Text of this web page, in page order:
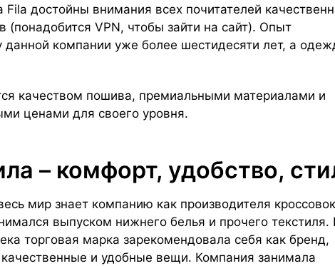
достойны внимания всех почитателей
(понадобится VPN, чтобы зайти на сайт). Опыт
данной компании уже более шестидесяти лет, а
качеством пошива, премиальными материалами и
ценами для своего уровня.
– комфорт, удобство,
мир знает компанию как производителя
выпуском нижнего белья и прочего
торговая марка зарекомендовала себя как бренд,
и удобные вещи. Компания занимала